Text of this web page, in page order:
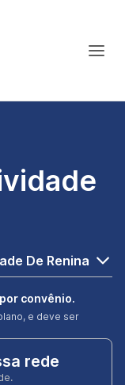
De Renina
convênio.
e deve ser
rede